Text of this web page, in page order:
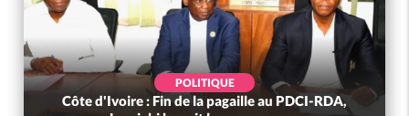
POLITIQUE
Côte d'Ivoire : Fin de la pagaille au PDCI-RDA,